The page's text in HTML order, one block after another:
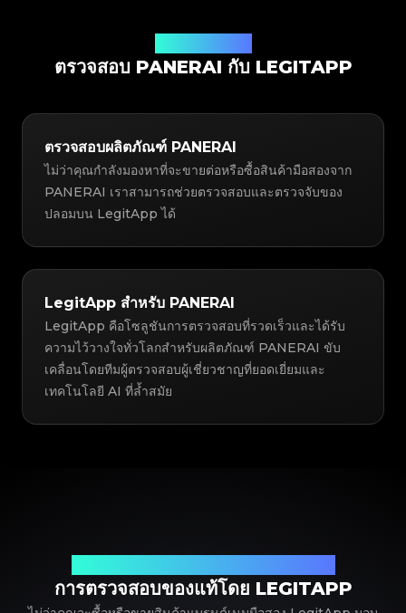
ตรวจสอบ PANERAI กับ LEGITAPP
ตรวจสอบผลิตภัณฑ์ PANERAI
ไม่ว่าคุณกำลังมองหาที่จะขายต่อหรือซื้อสินค้ามือสองจาก
PANERAI เราสามารถช่วยตรวจสอบและตรวจจับของ
ปลอมบน LegitApp ได้
LegitApp สำหรับ PANERAI
LegitApp คือโซลูชันการตรวจสอบที่รวดเร็วและได้รับ
ความไว้วางใจทั่วโลกสำหรับผลิตภัณฑ์ PANERAI ขับ
เคลื่อนโดยทีมผู้ตรวจสอบผู้เชี่ยวชาญที่ยอดเยี่ยมและ
เทคโนโลยี AI ที่ล้ำสมัย
การตรวจสอบของแท้โดย LEGITAPP